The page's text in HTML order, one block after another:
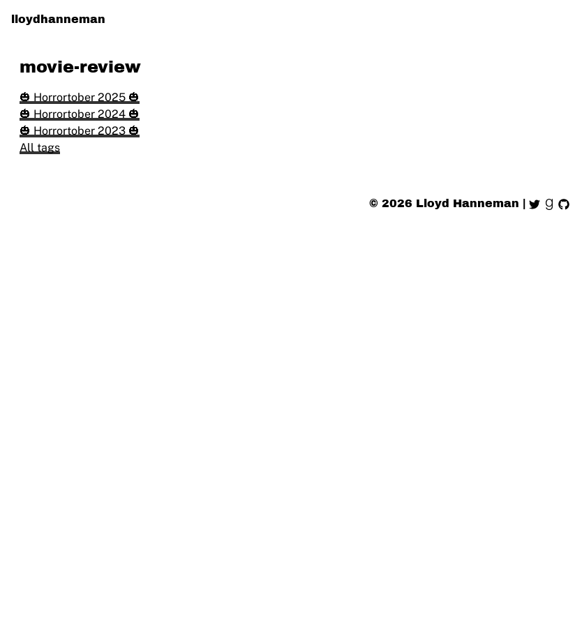
lloydhanneman
movie-review
🎃 Horrortober 2025 🎃
🎃 Horrortober 2024 🎃
🎃 Horrortober 2023 🎃
All tags
© 2026 Lloyd Hanneman